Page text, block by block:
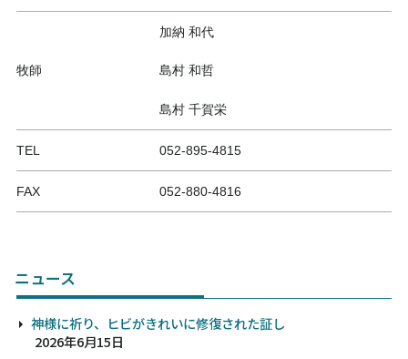
牧師
加納 和代
島村 和哲
島村 千賀栄
TEL 052-895-4815
FAX 052-880-4816
ニュース
神様に祈り、ヒビがきれいに修復された証し
2026年6月15日